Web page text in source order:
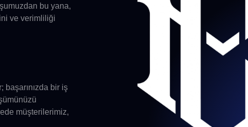
bu yana,
ve verimliliği
başarınızda bir iş
müşterilerimiz,